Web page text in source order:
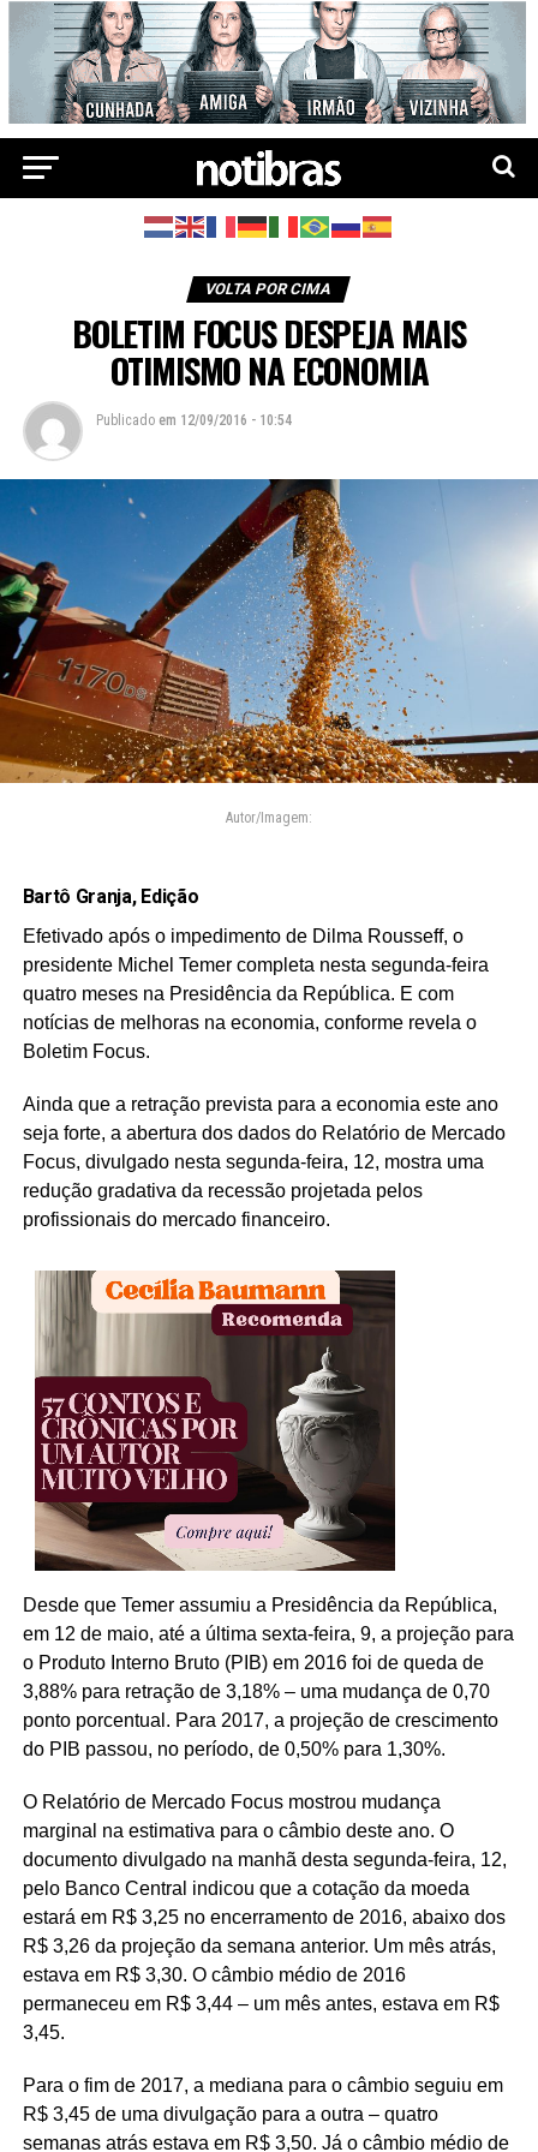
VOLTA POR CIMA
BOLETIM FOCUS DESPEJA MAIS
OTIMISMO NA ECONOMIA
Publicado em 12/09/2016 - 10:54
Autor/Imagem:
Bartô Granja, Edição
Efetivado após o impedimento de Dilma Rousseff, o
presidente Michel Temer completa nesta segunda-feira
quatro meses na Presidência da República. E com
notícias de melhoras na economia, conforme revela o
Boletim Focus.
Ainda que a retração prevista para a economia este ano
seja forte, a abertura dos dados do Relatório de Mercado
Focus, divulgado nesta segunda-feira, 12, mostra uma
redução gradativa da recessão projetada pelos
profissionais do mercado financeiro.
Desde que Temer assumiu a Presidência da República,
em 12 de maio, até a última sexta-feira, 9, a projeção para
o Produto Interno Bruto (PIB) em 2016 foi de queda de
3,88% para retração de 3,18% – uma mudança de 0,70
ponto porcentual. Para 2017, a projeção de crescimento
do PIB passou, no período, de 0,50% para 1,30%.
O Relatório de Mercado Focus mostrou mudança
marginal na estimativa para o câmbio deste ano. O
documento divulgado na manhã desta segunda-feira, 12,
pelo Banco Central indicou que a cotação da moeda
estará em R$ 3,25 no encerramento de 2016, abaixo dos
R$ 3,26 da projeção da semana anterior. Um mês atrás,
estava em R$ 3,30. O câmbio médio de 2016
permaneceu em R$ 3,44 – um mês antes, estava em R$
3,45.
Para o fim de 2017, a mediana para o câmbio seguiu em
R$ 3,45 de uma divulgação para a outra – quatro
semanas atrás estava em R$ 3,50. Já o câmbio médio de